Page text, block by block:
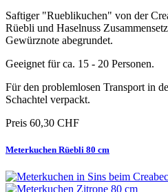
Saftiger "Rueblikuchen" von der
Rüebli und Haselnuss
Gewürznote abegrundet.
Geeignet für ca. 15 - 20 Personen.
Für den problemlosen Transport in
Schachtel verpackt.
Preis 60,30 CHF
Meterkuchen Rüebli 80 cm